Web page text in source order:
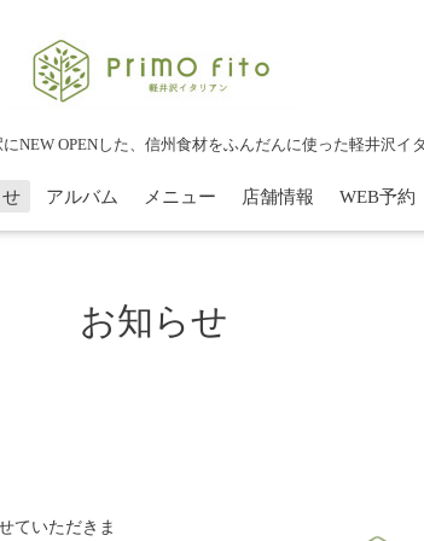
NEW OPENした、信州食材をふんだんに使った軽井沢イ
アルバム メニュー 店舗情報 WEB予約
お知らせ
ていただきま